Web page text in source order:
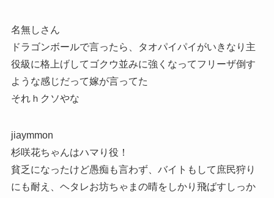
名無しさん
ドラゴンボールで言ったら、タオパイパイがいきなり主
役級に格上げしてゴクウ並みに強くなってフリーザ倒す
ような感じだって嫁が言ってた
それｈクソやな
jiaymmon
杉咲花ちゃんはハマり役！
貧乏になったけど愚痴も言わず、バイトもして庶民狩り
にも耐え、ヘタレお坊ちゃまの晴をしかり飛ばすしっか